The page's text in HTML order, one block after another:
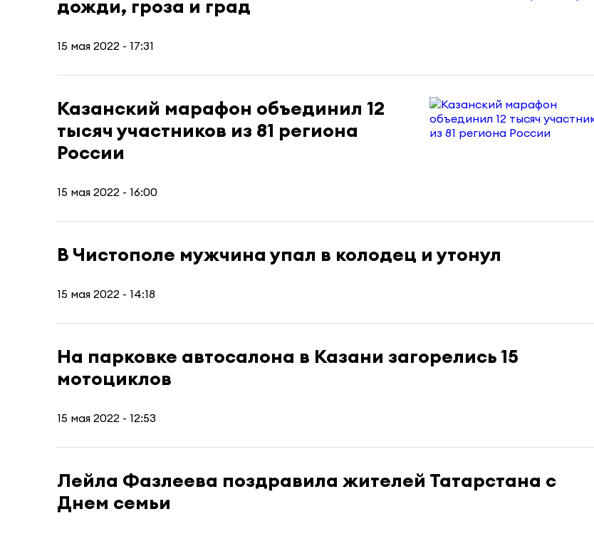
дожди, гроза и град
15 мая 2022 - 17:31
Казанский марафон объединил 12
тысяч участников из 81 региона
России
15 мая 2022 - 16:00
В Чистополе мужчина упал в колодец и утонул
15 мая 2022 - 14:18
На парковке автосалона в Казани загорелись 15
мотоциклов
15 мая 2022 - 12:53
Лейла Фазлеева поздравила жителей Татарстана с
Днем семьи